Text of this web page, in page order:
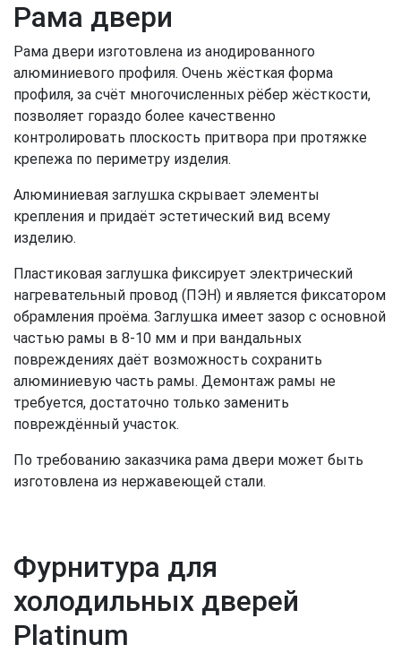
Рама двери
Рама двери изготовлена из анодированного
алюминиевого профиля. Очень жёсткая форма
профиля, за счёт многочисленных рёбер жёсткости,
позволяет гораздо более качественно
контролировать плоскость притвора при протяжке
крепежа по периметру изделия.
Алюминиевая заглушка скрывает элементы
крепления и придаёт эстетический вид всему
изделию.
Пластиковая заглушка фиксирует электрический
нагревательный провод (ПЭН) и является фиксатором
обрамления проёма. Заглушка имеет зазор с основной
частью рамы в 8-10 мм и при вандальных
повреждениях даёт возможность сохранить
алюминиевую часть рамы. Демонтаж рамы не
требуется, достаточно только заменить
повреждённый участок.
По требованию заказчика рама двери может быть
изготовлена из нержавеющей стали.
Фурнитура для
холодильных дверей
Platinum